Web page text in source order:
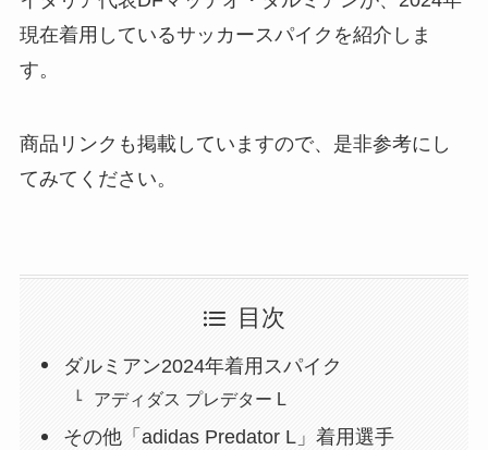
現在着用しているサッカースパイクを紹介しま
す。
商品リンクも掲載していますので、是非参考にし
てみてください。
目次
ダルミアン2024年着用スパイク
アディダス プレデター L
その他「adidas Predator L」着用選手